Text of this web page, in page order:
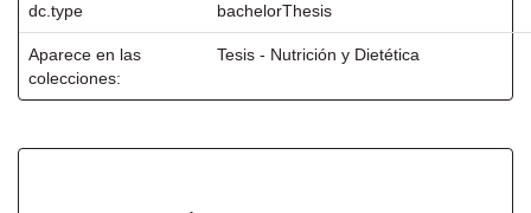
dc.type bachelorThesis
Aparece en las
colecciones:
Tesis - Nutrición y Dietética